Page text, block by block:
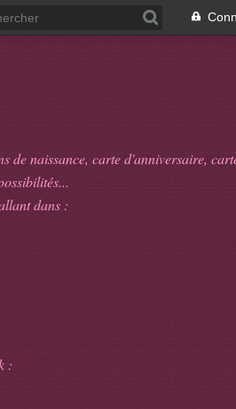
de naissance, carte d'anniversaire,
dans :
: